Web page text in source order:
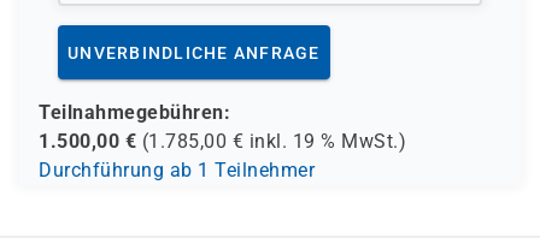
UNVERBINDLICHE ANFRAGE
Teilnahmegebühren:
1.500,00 € (1.785,00 € inkl. 19 % MwSt.)
Durchführung ab 1 Teilnehmer